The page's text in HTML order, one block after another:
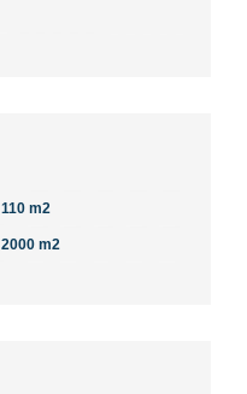
110 m2
2000 m2